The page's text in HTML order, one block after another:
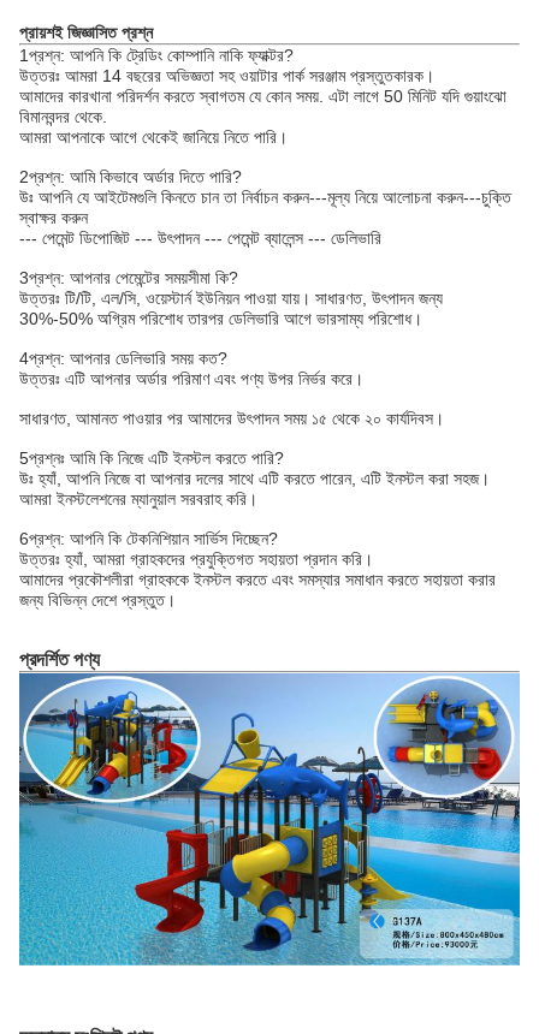
প্রায়শই জিজ্ঞাসিত প্রশ্ন
1প্রশ্ন: আপনি কি ট্রেডিং কোম্পানি নাকি ফ্যাক্টর?
উত্তরঃ আমরা 14 বছরের অভিজ্ঞতা সহ ওয়াটার পার্ক সরঞ্জাম প্রস্তুতকারক।
আমাদের কারখানা পরিদর্শন করতে স্বাগতম যে কোন সময়. এটা লাগে 50 মিনিট যদি গুয়াংঝো
বিমানবন্দর থেকে.
আমরা আপনাকে আগে থেকেই জানিয়ে নিতে পারি।
2প্রশ্ন: আমি কিভাবে অর্ডার দিতে পারি?
উঃ আপনি যে আইটেমগুলি কিনতে চান তা নির্বাচন করুন---মূল্য নিয়ে আলোচনা করুন---চুক্তি
স্বাক্ষর করুন
--- পেমেন্ট ডিপোজিট --- উৎপাদন --- পেমেন্ট ব্যালেন্স --- ডেলিভারি
3প্রশ্ন: আপনার পেমেন্টের সময়সীমা কি?
উত্তরঃ টি/টি, এল/সি, ওয়েস্টার্ন ইউনিয়ন পাওয়া যায়। সাধারণত, উৎপাদন জন্য
30%-50% অগ্রিম পরিশোধ তারপর ডেলিভারি আগে ভারসাম্য পরিশোধ।
4প্রশ্ন: আপনার ডেলিভারি সময় কত?
উত্তরঃ এটি আপনার অর্ডার পরিমাণ এবং পণ্য উপর নির্ভর করে।
সাধারণত, আমানত পাওয়ার পর আমাদের উৎপাদন সময় ১৫ থেকে ২০ কার্যদিবস।
5প্রশ্নঃ আমি কি নিজে এটি ইনস্টল করতে পারি?
উঃ হ্যাঁ, আপনি নিজে বা আপনার দলের সাথে এটি করতে পারেন, এটি ইনস্টল করা সহজ।
আমরা ইনস্টলেশনের ম্যানুয়াল সরবরাহ করি।
6প্রশ্ন: আপনি কি টেকনিশিয়ান সার্ভিস দিচ্ছেন?
উত্তরঃ হ্যাঁ, আমরা গ্রাহকদের প্রযুক্তিগত সহায়তা প্রদান করি।
আমাদের প্রকৌশলীরা গ্রাহককে ইনস্টল করতে এবং সমস্যার সমাধান করতে সহায়তা করার
জন্য বিভিন্ন দেশে প্রস্তুত।
প্রদর্শিত পণ্য